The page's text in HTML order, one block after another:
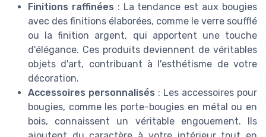
Finitions raffinées : La tendance est aux bougies
avec des finitions élaborées, comme le verre soufflé
ou la finition argent, qui apportent une touche
d'élégance. Ces produits deviennent de véritables
objets d'art, contribuant à l'esthétisme de votre
décoration.
Accessoires personnalisés : Les accessoires pour
bougies, comme les porte-bougies en métal ou en
bois, connaissent un véritable engouement. Ils